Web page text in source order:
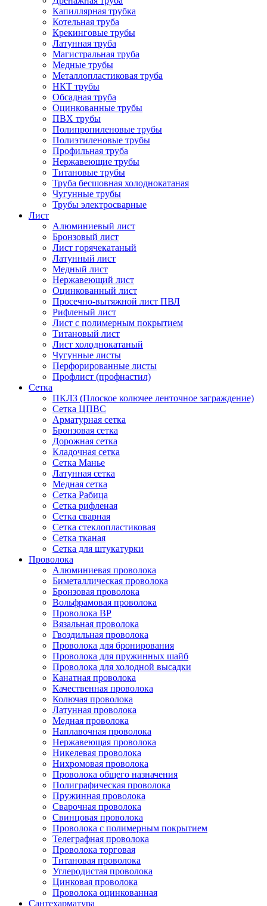
Капиллярная трубка
Котельная труба
Крекинговые трубы
Латунная труба
Магистральная труба
Медные трубы
Металлопластиковая труба
НКТ трубы
Обсадная труба
Оцинкованные трубы
ПВХ трубы
Полипропиленовые трубы
Полиэтиленовые трубы
Профильная труба
Нержавеющие трубы
Титановые трубы
Труба бесшовная холоднокатаная
Чугунные трубы
Трубы электросварные
Лист
Алюминиевый лист
Бронзовый лист
Лист горячекатаный
Латунный лист
Медный лист
Нержавеющий лист
Оцинкованный лист
Просечно-вытяжной лист ПВЛ
Рифленый лист
Лист с полимерным покрытием
Титановый лист
Лист холоднокатаный
Чугунные листы
Перфорированные листы
Профлист (профнастил)
Сетка
ПКЛЗ (Плоское колючее ленточное заграждение)
Сетка ЦПВС
Арматурная сетка
Бронзовая сетка
Дорожная сетка
Кладочная сетка
Сетка Манье
Латунная сетка
Медная сетка
Сетка Рабица
Сетка рифленая
Сетка сварная
Сетка стеклопластиковая
Сетка тканая
Сетка для штукатурки
Проволока
Алюминиевая проволока
Биметаллическая проволока
Бронзовая проволока
Вольфрамовая проволока
Проволока ВР
Вязальная проволока
Гвоздильная проволока
Проволока для бронирования
Проволока для пружинных шайб
Проволока для холодной высадки
Канатная проволока
Качественная проволока
Колючая проволока
Латунная проволока
Медная проволока
Наплавочная проволока
Нержавеющая проволока
Никелевая проволока
Нихромовая проволока
Проволока общего назначения
Полиграфическая проволока
Пружинная проволока
Сварочная проволока
Свинцовая проволока
Проволока с полимерным покрытием
Телеграфная проволока
Проволока торговая
Титановая проволока
Углеродистая проволока
Цинковая проволока
Проволока оцинкованная
Сантехарматура